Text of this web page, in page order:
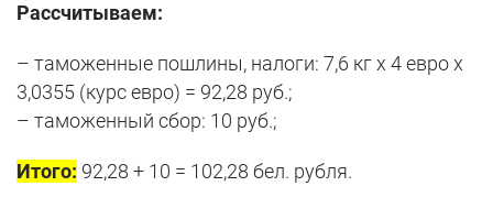
Рассчитываем:
– таможенные пошлины, налоги: 7,6 кг х 4 евро х
3,0355 (курс евро) = 92,28 руб.;
– таможенный сбор: 10 руб.;
Итого: 92,28 + 10 = 102,28 бел. рубля.